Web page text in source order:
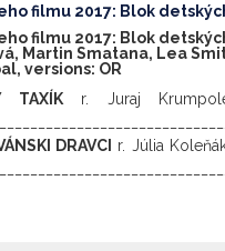
filmu 2017: Blok
filmu 2017: Blok
Martin Smatana, Lea
versions: OR
TAXÍKr. Juraj
DRAVCI
r. Júlia